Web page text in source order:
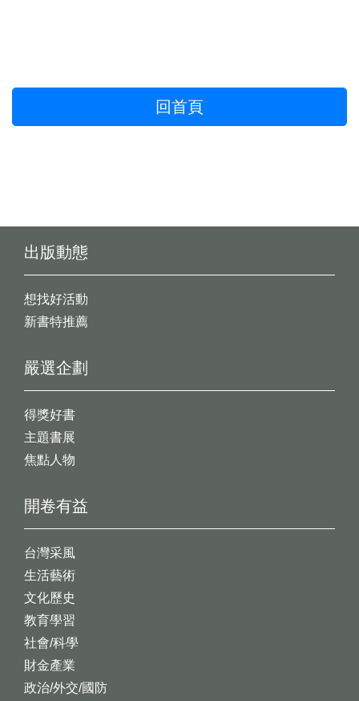
回首頁
出版動態
想找好活動
新書特推薦
開卷有益
台灣采風
生活藝術
文化歷史
教育學習
社會/科學
財金產業
政治/外交/國防
嚴選企劃
得獎好書
主題書展
焦點人物